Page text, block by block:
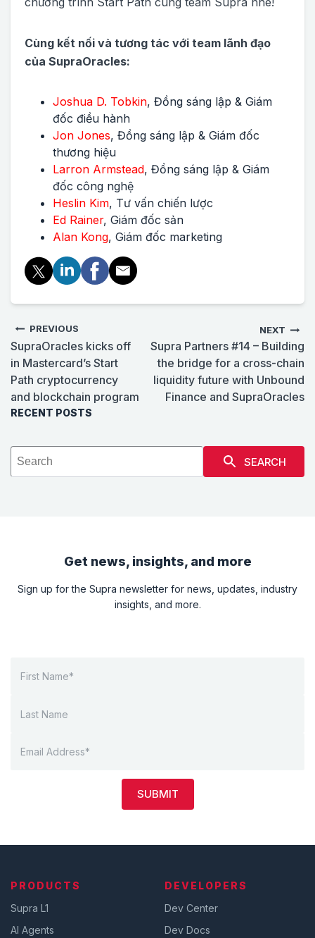
Cùng kết nối và tương tác với team lãnh đạo
của SupraOracles:
Joshua D. Tobkin, Đồng sáng lập & Giám
đốc điều hành
Jon Jones, Đồng sáng lập & Giám đốc
thương hiệu
Larron Armstead, Đồng sáng lập & Giám
đốc công nghệ
Heslin Kim, Tư vấn chiến lược
Ed Rainer, Giám đốc sản
Alan Kong, Giám đốc marketing
PREVIOUS
SupraOracles kicks off
in Mastercard’s Start
Path cryptocurrency
and blockchain program
NEXT
Supra Partners #14 – Building
the bridge for a cross-chain
liquidity future with Unbound
Finance and SupraOracles
RECENT POSTS
SEARCH
Get news, insights, and more
Sign up for the Supra newsletter for news, updates, industry
insights, and more.
SUBMIT
PRODUCTS
Supra L1
AI Agents
DEVELOPERS
Dev Center
Dev Docs